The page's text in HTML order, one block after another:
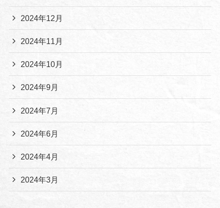
2024年12月
2024年11月
2024年10月
2024年9月
2024年7月
2024年6月
2024年4月
2024年3月